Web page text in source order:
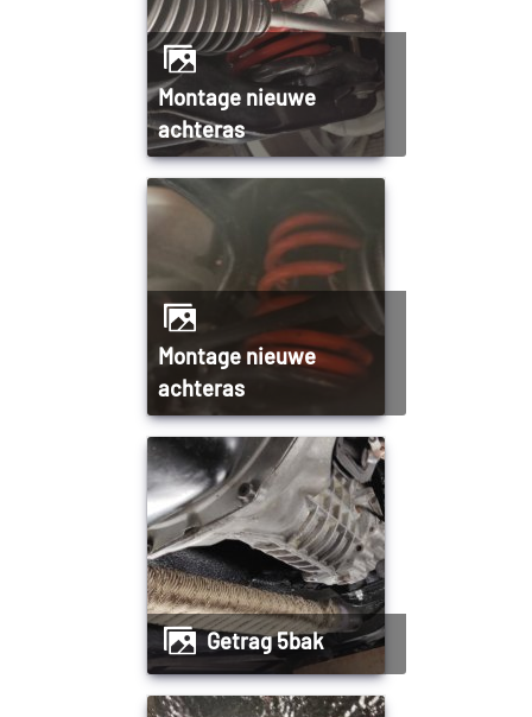
Montage nieuwe
achteras
Montage nieuwe
achteras
Getrag 5bak